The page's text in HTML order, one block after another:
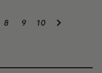
8 9 10